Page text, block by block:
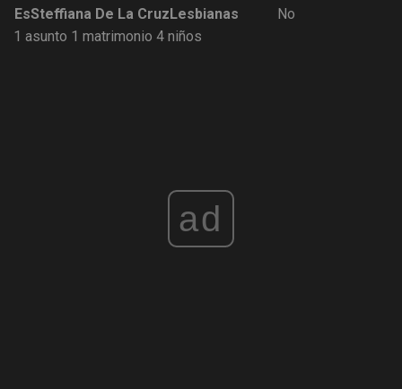
EsSteffiana De La CruzLesbianas
No
1 asunto 1 matrimonio 4 niños
ad